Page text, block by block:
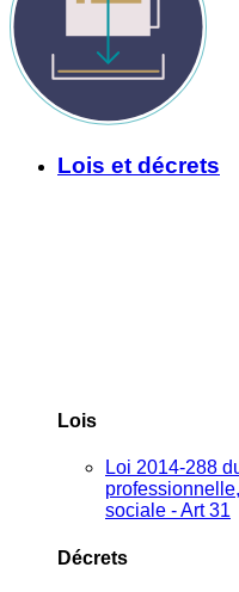
Lois et décrets
Lois
Loi 2014-288
sociale - Art 31
Décrets